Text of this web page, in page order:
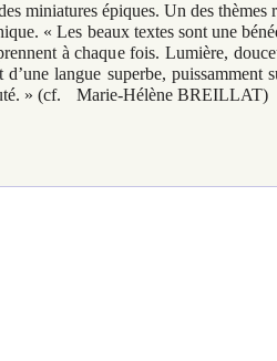
miniatures épiques. Un des thèmes
« Les beaux textes sont une
à chaque fois. Lumière,
d’une langue superbe, puissamment
» (cf. Marie-Hélène BREILLAT)